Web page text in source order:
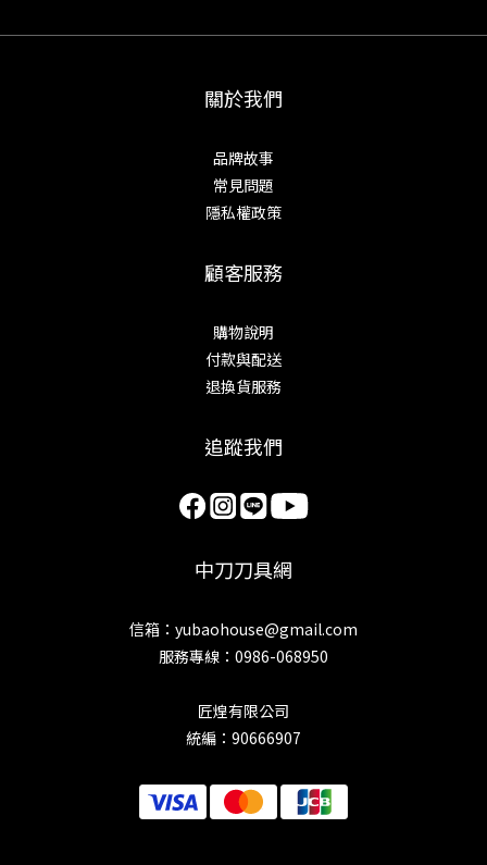
關於我們
品牌故事
常見問題
隱私權政策
顧客服務
購物說明
付款與配送
退換貨服務
追蹤我們
中刀刀具網
信箱：yubaohouse@gmail.com
服務專線：0986-068950
匠煌有限公司
統編：90666907